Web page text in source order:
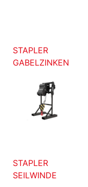
STAPLER
GABELZINKEN
STAPLER
SEILWINDE